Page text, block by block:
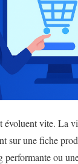
évoluent vite. La
sur une fiche
performante ou